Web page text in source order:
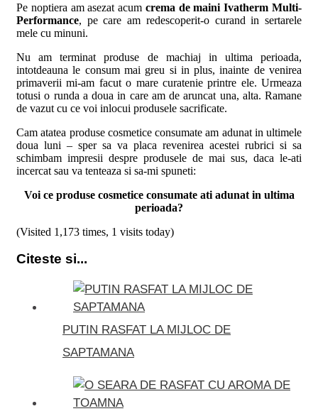
Pe noptiera am asezat acum crema de maini Ivatherm Multi-
Performance, pe care am redescoperit-o curand in sertarele
mele cu minuni.
Nu am terminat produse de machiaj in ultima perioada,
intotdeauna le consum mai greu si in plus, inainte de venirea
primaverii mi-am facut o mare curatenie printre ele. Urmeaza
totusi o runda a doua in care am de aruncat una, alta. Ramane
de vazut cu ce voi inlocui produsele sacrificate.
Cam atatea produse cosmetice consumate am adunat in ultimele
doua luni – sper sa va placa revenirea acestei rubrici si sa
schimbam impresii despre produsele de mai sus, daca le-ati
incercat sau va tenteaza si sa-mi spuneti:
Voi ce produse cosmetice consumate ati adunat in ultima
perioada?
(Visited 1,173 times, 1 visits today)
Citeste si...
PUTIN RASFAT LA MIJLOC DE
SAPTAMANA